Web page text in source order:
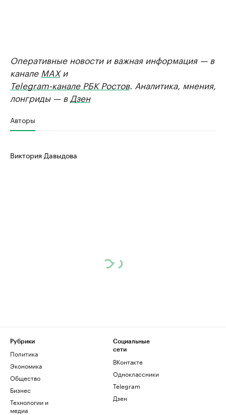
Оперативные новости и важная информация — в
канале MAXи
Telegram-канале РБК Ростов. Аналитика, мнения,
лонгриды — в Дзен
Авторы
Виктория Давыдова
Рубрики
Политика
Экономика
Общество
Бизнес
Технологии и
медиа
Социальные
сети
ВКонтакте
Одноклассники
Telegram
Дзен